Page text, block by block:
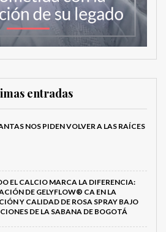
entradas
NOS PIDEN VOLVER A LAS RAÍCES
EL CALCIO MARCA LA DIFERENCIA:
DE GELYFLOW® CA EN LA
Y CALIDAD DE ROSA SPRAY BAJO
DE LA SABANA DE BOGOTÁ